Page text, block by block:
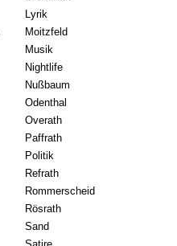
Lyrik
Moitzfeld
Musik
Nightlife
Nußbaum
Odenthal
Overath
Paffrath
Politik
Refrath
Rommerscheid
Rösrath
Sand